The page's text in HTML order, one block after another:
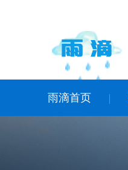
雨滴首页